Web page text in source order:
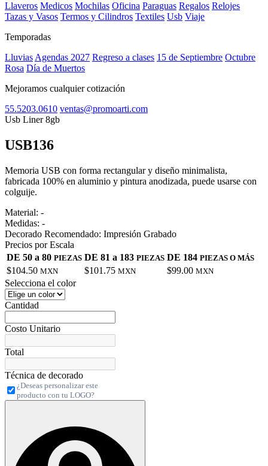
Llaveros Medicos Mochilas Oficina Paraguas Regalos Relojes
Tazas y Vasos Termos y Cilindros Textiles Usb Viaje
Temporadas
Lluvias Agendas 2027 Regreso a clases 15 de Septiembre Octubre
Rosa Día de Muertos
Mejoramos cualquier cotización
55.5203.0610 ventas@promoarti.com
Usb Liner 8gb
USB136
Memoria USB con forma rectangular y diseño minimalista,
fabricada 100% en aluminio y pintura anodizada, puede usarse con
colguije.
Material: -
Medidas: -
Decorado Recomendado: Impresión Grabado
Precios por Escala
DE 50 a 80 PIEZAS DE 81 a 183 PIEZAS DE 184 PIEZAS O MÁS
$104.50 MXN $101.75 MXN $99.00 MXN
Selecciona el color
Cantidad
Costo Unitario
Total
Técnica de decorado
¿Deseas personalizar este
producto con tu LOGO?